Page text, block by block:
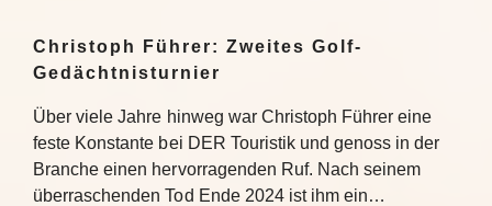
Christoph Führer: Zweites Golf-
Gedächtnisturnier
Über viele Jahre hinweg war Christoph Führer eine
feste Konstante bei DER Touristik und genoss in der
Branche einen hervorragenden Ruf. Nach seinem
überraschenden Tod Ende 2024 ist ihm ein…